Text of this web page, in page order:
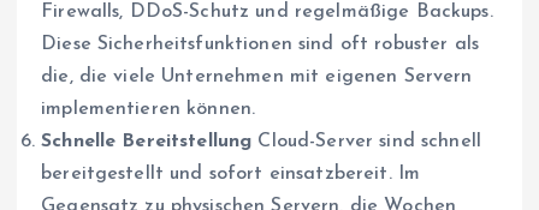
Firewalls, DDoS-Schutz und regelmäßige Backups.
Diese Sicherheitsfunktionen sind oft robuster als
die, die viele Unternehmen mit eigenen Servern
implementieren können.
Schnelle Bereitstellung Cloud-Server sind schnell
bereitgestellt und sofort einsatzbereit. Im
Gegensatz zu physischen Servern, die Wochen